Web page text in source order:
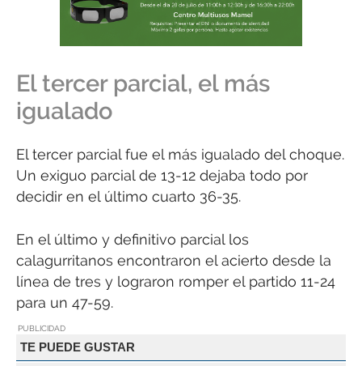
El tercer parcial, el más
igualado
El tercer parcial fue el más igualado del choque.
Un exiguo parcial de 13-12 dejaba todo por
decidir en el último cuarto 36-35.
En el último y definitivo parcial los
calagurritanos encontraron el acierto desde la
línea de tres y lograron romper el partido 11-24
para un 47-59.
PUBLICIDAD
TE PUEDE GUSTAR